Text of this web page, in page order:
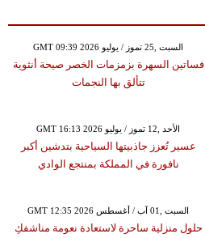
GMT 09:39 2026 السبت ,25 تموز / يوليو
فساتين السهرة بزمزمات الخصر صيحة أنثوية
تتألق بها النجمات
GMT 16:13 2026 الأحد ,12 تموز / يوليو
عسير تُعزز جاذبيتها السياحية بتدشين أكبر
نافورة في المملكة بمنتجع الوادي
GMT 12:35 2026 السبت ,01 آب / أغسطس
حلول منزلية ساحرة لاستعادة نعومة مناشفكِ